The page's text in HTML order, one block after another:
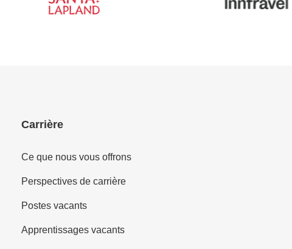
Carrière
Ce que nous vous offrons
Perspectives de carrière
Postes vacants
Apprentissages vacants